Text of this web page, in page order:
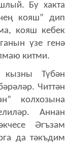
Бу хакта
кояш” дип
кояш кебек
үзе генә
китми.
кызны Түбән
Читтән
колхозына
Аннан
Әгъзам
да тәкъдим